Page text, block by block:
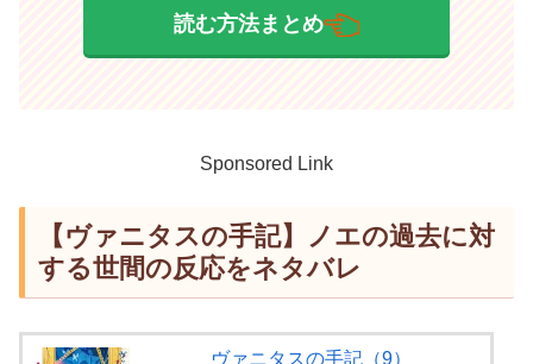
読む方法まとめ
Sponsored Link
【ヴァニタスの手記】ノエの過去に対
する世間の反応をネタバレ
ヴァニタスの手記（9）